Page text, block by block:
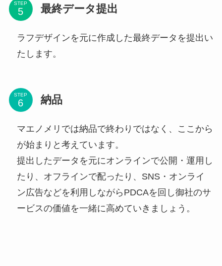
STEP 最終データ提出
ラフデザインを元に作成した最終データを提出い
たします。
STEP 納品
マエノメリでは納品で終わりではなく、ここから
が始まりと考えています。
提出したデータを元にオンラインで公開・運用し
たり、オフラインで配ったり、SNS・オンライ
ン広告などを利用しながらPDCAを回し御社のサ
ービスの価値を一緒に高めていきましょう。